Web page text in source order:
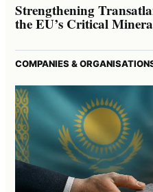
Strengthening
the EU’s Critical
COMPANIES &